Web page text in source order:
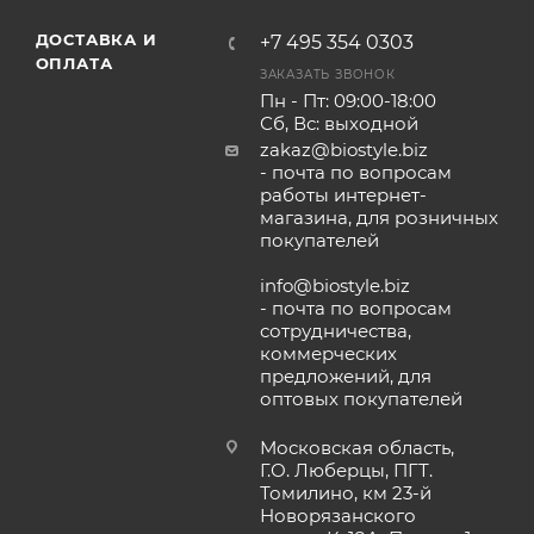
ДОСТАВКА И
ОПЛАТА
+7 495 354 0303
ЗАКАЗАТЬ ЗВОНОК
Пн - Пт: 09:00-18:00
Сб, Вс: выходной
zakaz@biostyle.biz
- почта по вопросам
работы интернет-
магазина, для розничных
покупателей
info@biostyle.biz
- почта по вопросам
сотрудничества,
коммерческих
предложений, для
оптовых покупателей
Московская область,
Г.О. Люберцы, ПГТ.
Томилино, км 23-й
Новорязанского